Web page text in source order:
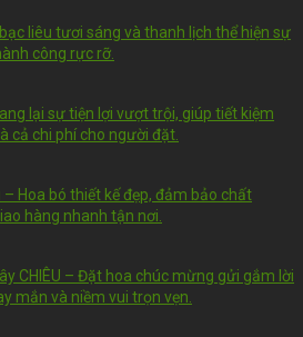
liêu tươi sáng và thanh lịch thể hiện sự
công rực rỡ.
lại sự tiện lợi vượt trội, giúp tiết kiệm
cả chi phí cho người đặt.
Hoa bó thiết kế đẹp, đảm bảo chất
hàng nhanh tận nơi.
CHIÊU – Đặt hoa chúc mừng gửi gắm lời
mắn và niềm vui trọn vẹn.